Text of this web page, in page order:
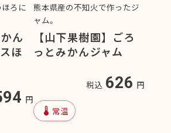
ろに
ん
ほ
円
熊本県産の不知火で作ったジ
ャム。
【山下果樹園】ごろ
っとみかんジャム
税込 626 円
device_thermostat 常温